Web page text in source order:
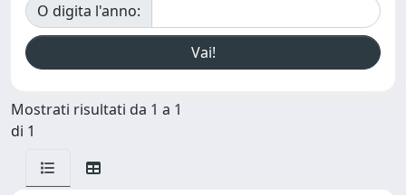
O digita l'anno:
Mostrati risultati da 1 a 1
di 1